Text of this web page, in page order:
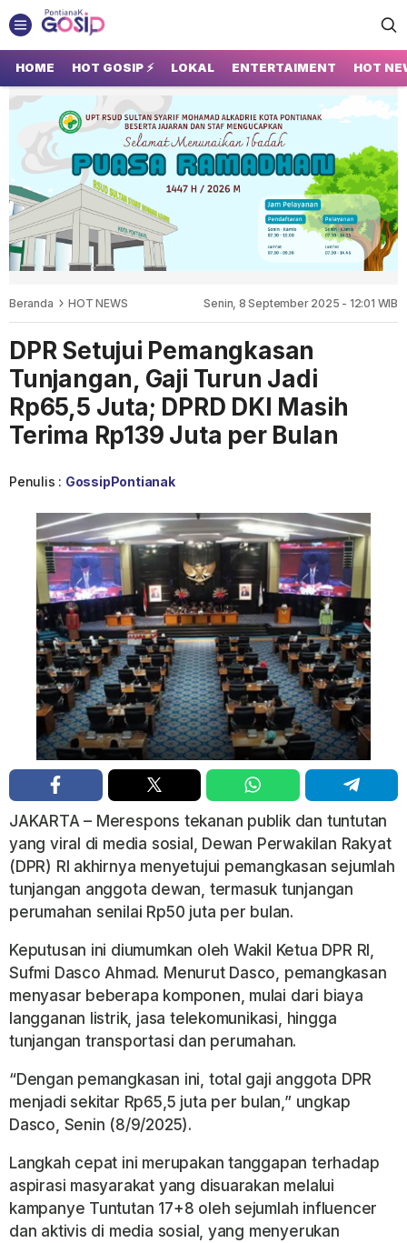
GOSIP PONTIANAK
Tempatnya Gosip Terupdate Pontianak
HOME HOT GOSIP ⚡ LOKAL ENTERTAIMENT HOT
Beranda HOT NEWS Senin, 8 September 2025 - 12:01 WIB
DPR Setujui Pemangkasan
Tunjangan, Gaji Turun Jadi
Rp65,5 Juta; DPRD DKI Masih
Terima Rp139 Juta per Bulan
Penulis : GossipPontianak
JAKARTA – Merespons tekanan publik dan tuntutan
yang viral di media sosial, Dewan Perwakilan Rakyat
(DPR) RI akhirnya menyetujui pemangkasan sejumlah
tunjangan anggota dewan, termasuk tunjangan
perumahan senilai Rp50 juta per bulan.
Keputusan ini diumumkan oleh Wakil Ketua DPR RI,
Sufmi Dasco Ahmad. Menurut Dasco, pemangkasan
menyasar beberapa komponen, mulai dari biaya
langganan listrik, jasa telekomunikasi, hingga
tunjangan transportasi dan perumahan.
“Dengan pemangkasan ini, total gaji anggota DPR
menjadi sekitar Rp65,5 juta per bulan,” ungkap
Dasco, Senin (8/9/2025).
Langkah cepat ini merupakan tanggapan terhadap
aspirasi masyarakat yang disuarakan melalui
kampanye Tuntutan 17+8 oleh sejumlah influencer
dan aktivis di media sosial, yang menyerukan